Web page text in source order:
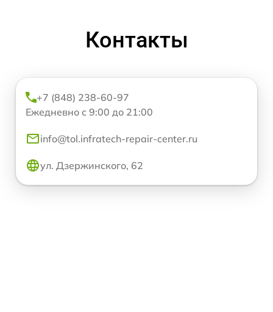
Контакты
+7 (848) 238-60-97
Ежедневно с 9:00 до 21:00
info@tol.infratech-repair-center.ru
ул. Дзержинского, 62